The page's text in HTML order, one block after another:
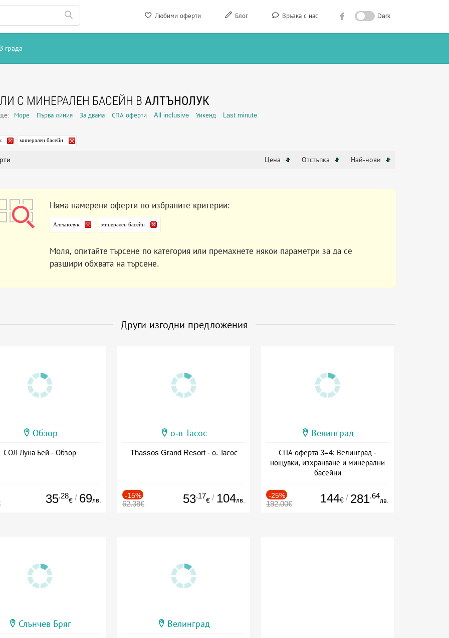
Любими оферти Блог Връзка с нас Dark
В града
С МИНЕРАЛЕН БАСЕЙН В АЛТЪНОЛУК
Море Първа линия За двама СПА оферти All inclusive Уикенд Last minute
минерален басейн
Цена Отстъпка Най-нови
Няма намерени оферти по избраните критерии:
Алтънолук минерален басейн
Моля, опитайте търсене по категория или премахнете някои параметри за да се
разшири обхвата на търсене.
Други изгодни предложения
Обзор
СОЛ Луна Бей - Обзор
35.28
€ / 69лв.
о-в Тасос
Thassos Grand Resort - о. Тасос
-15%
62.38€ 53.17
€ / 104лв.
Велинград
СПА оферта 3=4: Велинград -
нощувки, изхранване и минерални
басейни
-25%
192.00€ 144€ / 281.64
лв.
Слънчев Бряг Велинград